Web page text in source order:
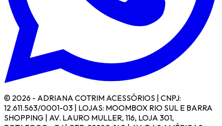
© 2026 - ADRIANA COTRIM ACESSÓRIOS | CNPJ:
12.611.563/0001-03 | LOJAS: MOOMBOX RIO SUL E BARRA
SHOPPING | AV. LAURO MULLER, 116, LOJA 301,